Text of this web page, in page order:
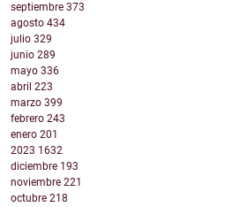
septiembre 373
agosto 434
julio 329
junio 289
mayo 336
abril 223
marzo 399
febrero 243
enero 201
2023 1632
diciembre 193
noviembre 221
octubre 218